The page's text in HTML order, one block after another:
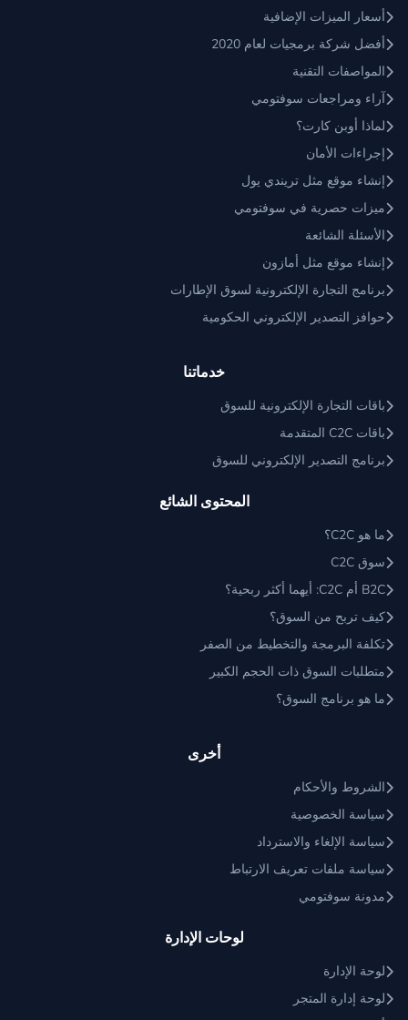
أسعار الميزات الإضافية
أفضل شركة برمجيات لعام 2020
المواصفات التقنية
آراء ومراجعات سوفتومي
لماذا أوبن كارت؟
إجراءات الأمان
إنشاء موقع مثل تريندي يول
ميزات حصرية في سوفتومي
الأسئلة الشائعة
إنشاء موقع مثل أمازون
برنامج التجارة الإلكترونية لسوق الإطارات
حوافز التصدير الإلكتروني الحكومية
خدماتنا
باقات التجارة الإلكترونية للسوق
باقات C2C المتقدمة
برنامج التصدير الإلكتروني للسوق
المحتوى الشائع
ما هو C2C؟
سوق C2C
B2C أم C2C: أيهما أكثر ربحية؟
كيف تربح من السوق؟
تكلفة البرمجة والتخطيط من الصفر
متطلبات السوق ذات الحجم الكبير
ما هو برنامج السوق؟
أخرى
الشروط والأحكام
سياسة الخصوصية
سياسة الإلغاء والاسترداد
سياسة ملفات تعريف الارتباط
مدونة سوفتومي
لوحات الإدارة
لوحة الإدارة
لوحة إدارة المتجر